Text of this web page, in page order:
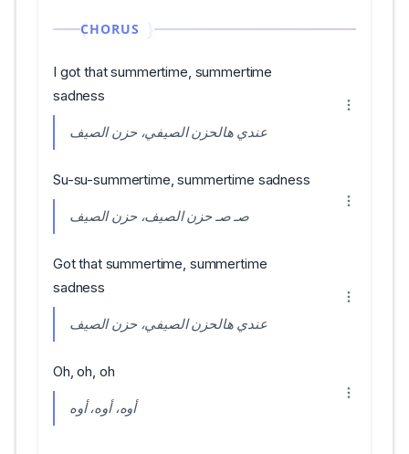
CHORUS
I got that summertime, summertime
sadness
عندي هالحزن الصيفي، حزن الصيف
Su-su-summertime, summertime sadness
صـ صـ حزن الصيف، حزن الصيف
Got that summertime, summertime
sadness
عندي هالحزن الصيفي، حزن الصيف
Oh, oh, oh
أوه، أوه، أوه